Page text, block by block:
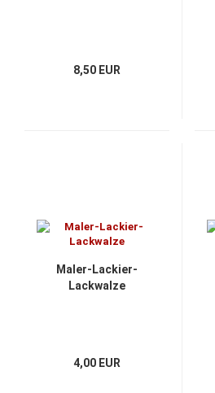
8,50 EUR
Maler-Lackier-
Lackwalze
4,00 EUR